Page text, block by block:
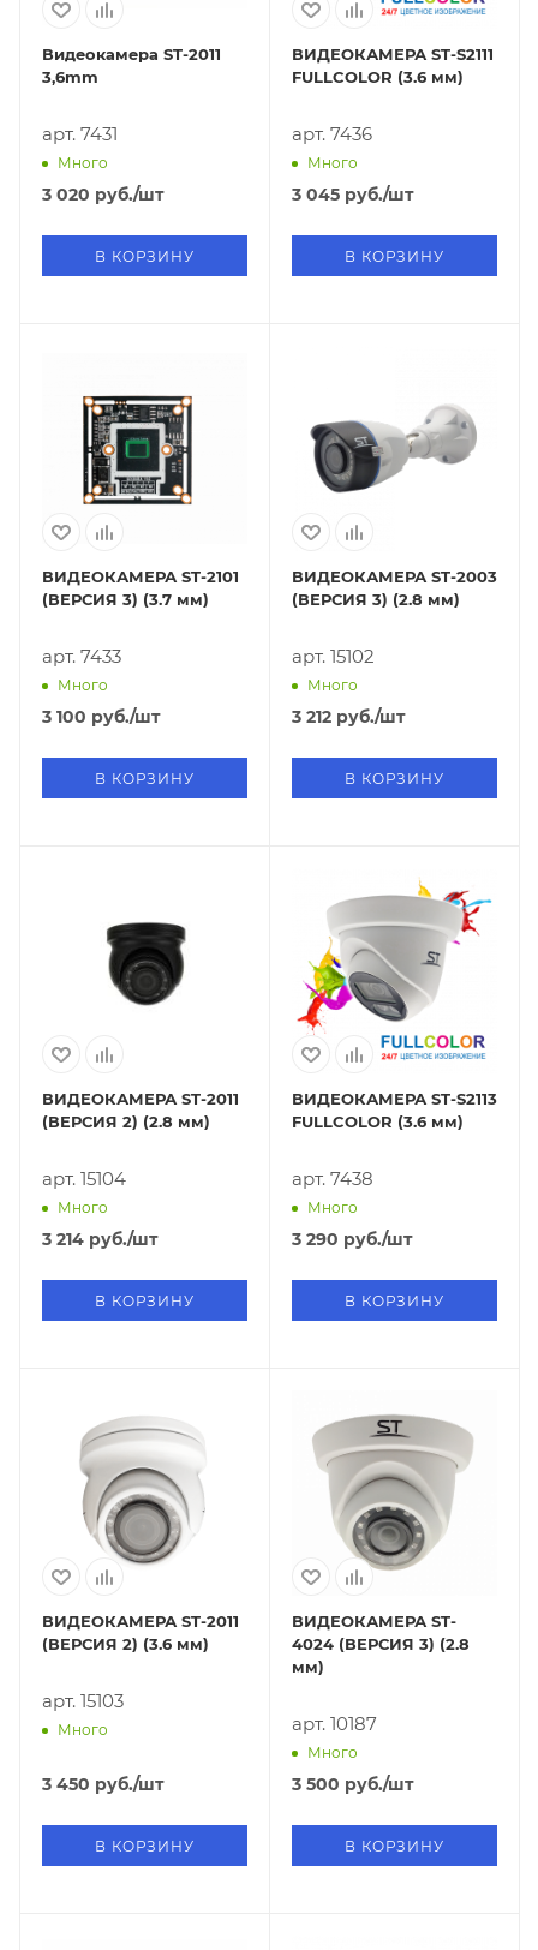
Видеокамера ST-2011
3,6mm
арт. 7431
Много
3 020 руб./шт
В КОРЗИНУ
ВИДЕОКАМЕРА ST-S2111
FULLCOLOR (3.6 мм)
арт. 7436
Много
3 045 руб./шт
В КОРЗИНУ
ВИДЕОКАМЕРА ST-2101
(ВЕРСИЯ 3) (3.7 мм)
арт. 7433
Много
3 100 руб./шт
В КОРЗИНУ
ВИДЕОКАМЕРА ST-2003
(ВЕРСИЯ 3) (2.8 мм)
арт. 15102
Много
3 212 руб./шт
В КОРЗИНУ
ВИДЕОКАМЕРА ST-2011
(ВЕРСИЯ 2) (2.8 мм)
арт. 15104
Много
3 214 руб./шт
В КОРЗИНУ
ВИДЕОКАМЕРА ST-S2113
FULLCOLOR (3.6 мм)
арт. 7438
Много
3 290 руб./шт
В КОРЗИНУ
ВИДЕОКАМЕРА ST-2011
(ВЕРСИЯ 2) (3.6 мм)
арт. 15103
Много
3 450 руб./шт
В КОРЗИНУ
ВИДЕОКАМЕРА ST-
4024 (ВЕРСИЯ 3) (2.8
мм)
арт. 10187
Много
3 500 руб./шт
В КОРЗИНУ